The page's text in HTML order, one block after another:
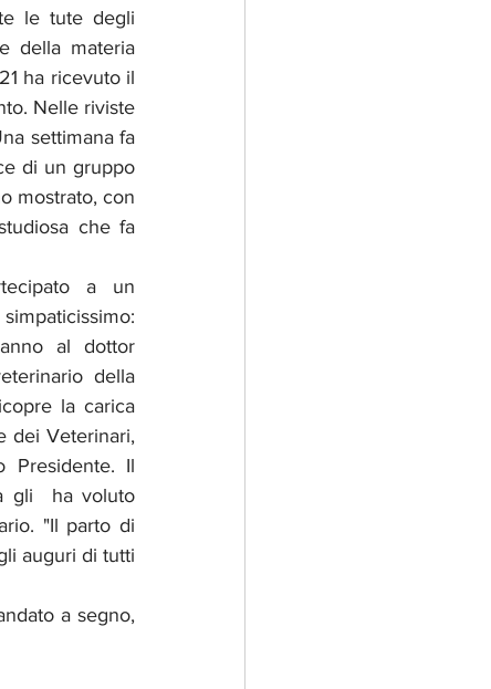
le tute degli
della materia
ha ricevuto il
Nelle riviste
settimana fa
di un gruppo
mostrato, con
che fa
a un
al dottor
della
la carica
dei Veterinari,
Presidente. Il
gli  ha voluto
"Il parto di
auguri di tutti
a segno,